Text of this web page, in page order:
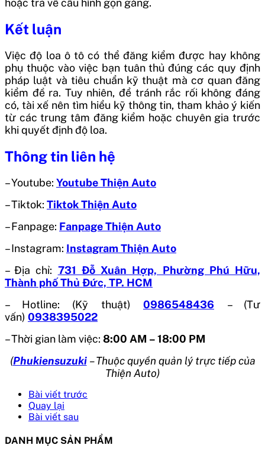
hoặc trả về cấu hình gọn gàng.
Kết luận
Việc độ loa ô tô có thể đăng kiểm được hay không
phụ thuộc vào việc bạn tuân thủ đúng các quy định
pháp luật và tiêu chuẩn kỹ thuật mà cơ quan đăng
kiểm đề ra. Tuy nhiên, để tránh rắc rối không đáng
có, tài xế nên tìm hiểu kỹ thông tin, tham khảo ý kiến
từ các trung tâm đăng kiểm hoặc chuyên gia trước
khi quyết định độ loa.
Thông tin liên hệ
– Youtube: Youtube Thiện Auto
– Tiktok: Tiktok Thiện Auto
– Fanpage: Fanpage Thiện Auto
– Instagram: Instagram Thiện Auto
– Địa chỉ: 731 Đỗ Xuân Hợp, Phường Phú Hữu,
Thành phố Thủ Đức, TP. HCM
– Hotline: (Kỹ thuật) 0986548436 – (Tư
vấn) 0938395022
– Thời gian làm việc: 8:00 AM – 18:00 PM
(Phukiensuzuki – Thuộc quyền quản lý trực tiếp của
Thiện Auto)
Bài viết trước
Quay lại
Bài viết sau
DANH MỤC SẢN PHẨM